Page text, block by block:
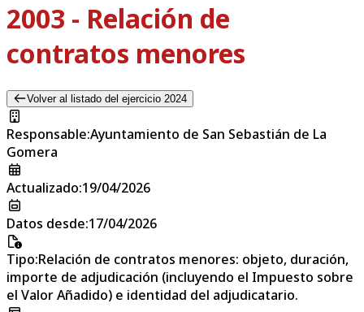
2003 - Relación de
contratos menores
Volver al listado del ejercicio 2024
Responsable:Ayuntamiento de San Sebastián de La
Gomera
Actualizado:19/04/2026
Datos desde:17/04/2026
Tipo:Relación de contratos menores: objeto, duración,
importe de adjudicación (incluyendo el Impuesto sobre
el Valor Añadido) e identidad del adjudicatario.